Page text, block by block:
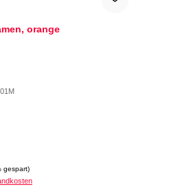
orange
gespart)